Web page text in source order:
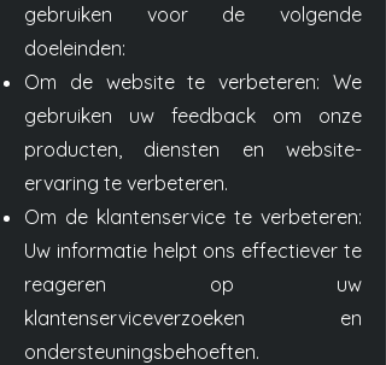
gebruiken voor de volgende
doeleinden:
Om de website te verbeteren: We
gebruiken uw feedback om onze
producten, diensten en website-
ervaring te verbeteren.
Om de klantenservice te verbeteren:
Uw informatie helpt ons effectiever te
reageren op uw
klantenserviceverzoeken en
ondersteuningsbehoeften.